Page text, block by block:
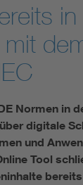
Normen in
digitale
und
Tool